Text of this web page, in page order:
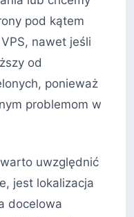
pod kątem
nawet jeśli
od
ponieważ
problemom w
uwzględnić
jest lokalizacja
docelowa